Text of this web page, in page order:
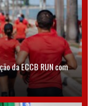
da ECCB RUN com